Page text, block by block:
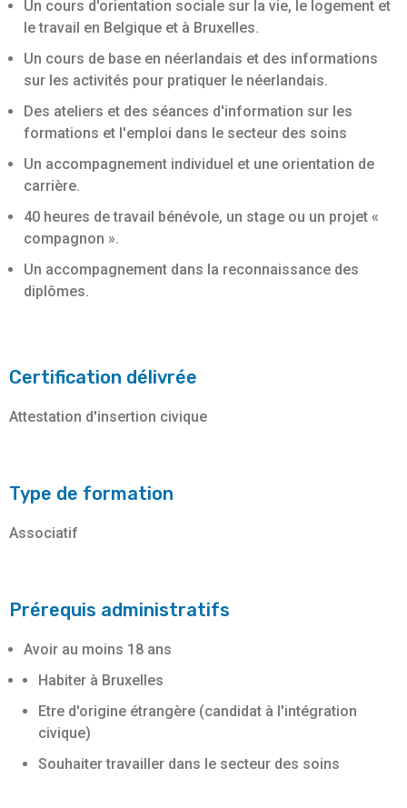
Un cours d'orientation sociale sur la vie, le logement et
le travail en Belgique et à Bruxelles.
Un cours de base en néerlandais et des informations
sur les activités pour pratiquer le néerlandais.
Des ateliers et des séances d'information sur les
formations et l'emploi dans le secteur des soins
Un accompagnement individuel et une orientation de
carrière.
40 heures de travail bénévole, un stage ou un projet «
compagnon ».
Un accompagnement dans la reconnaissance des
diplômes.
Certification délivrée
Attestation d'insertion civique
Type de formation
Associatif
Prérequis administratifs
Avoir au moins 18 ans
Habiter à Bruxelles
Etre d'origine étrangère (candidat à l'intégration
civique)
Souhaiter travailler dans le secteur des soins